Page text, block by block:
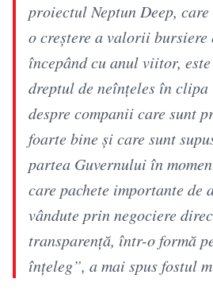
proiectul Neptun Deep,
o creştere a valorii bursiere
începând cu anul viitor,
dreptul de neînţeles în
despre companii care sunt
foarte bine şi care sunt
partea Guvernului în
care pachete importante de
vândute prin negociere
transparenţă, într-o formă
înţeleg”, a mai spus fostul